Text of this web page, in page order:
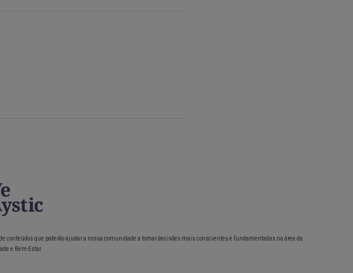
conteúdos que poderão ajudar a nossa comunidade a tomar decisões mais conscientes e fundamentadas na área da
e Bem-Estar.